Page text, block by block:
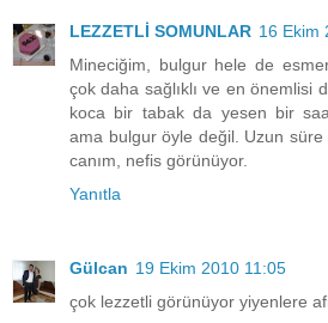
LEZZETLİ SOMUNLAR 16 Ekim
Mineciğim, bulgur hele de
çok daha sağlıklı ve en önemlisi
koca bir tabak da yesen bir
ama bulgur öyle değil. Uzun süre
canım, nefis görünüyor.
Yanıtla
Gülcan 19 Ekim 2010 11:05
çok lezzetli görünüyor yiyenlere